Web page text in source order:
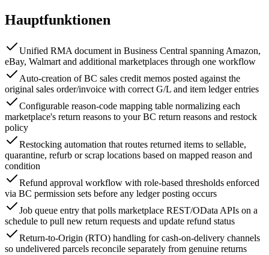
Hauptfunktionen
Unified RMA document in Business Central spanning Amazon,
eBay, Walmart and additional marketplaces through one workflow
Auto-creation of BC sales credit memos posted against the
original sales order/invoice with correct G/L and item ledger entries
Configurable reason-code mapping table normalizing each
marketplace's return reasons to your BC return reasons and restock
policy
Restocking automation that routes returned items to sellable,
quarantine, refurb or scrap locations based on mapped reason and
condition
Refund approval workflow with role-based thresholds enforced
via BC permission sets before any ledger posting occurs
Job queue entry that polls marketplace REST/OData APIs on a
schedule to pull new return requests and update refund status
Return-to-Origin (RTO) handling for cash-on-delivery channels
so undelivered parcels reconcile separately from genuine returns